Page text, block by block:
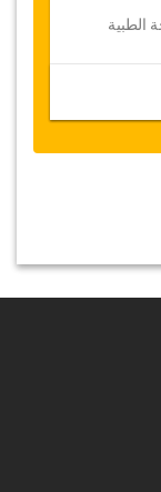
الطبية